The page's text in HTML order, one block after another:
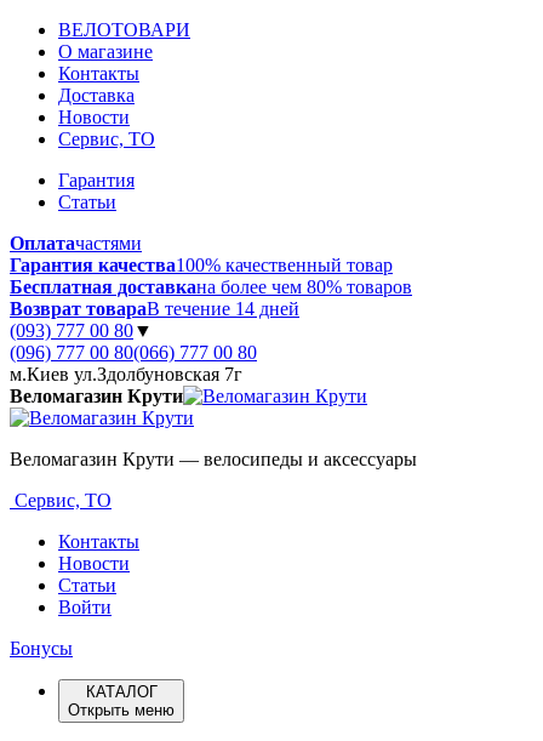
ВЕЛОТОВАРИ
О магазине
Контакты
Доставка
Новости
Сервис, ТО
Гарантия
Статьи
Оплатачастями
Гарантия качества100% качественный товар
Бесплатная доставкана более чем 80% товаров
Возврат товараВ течение 14 дней
(093) 777 00 80▼
(096) 777 00 80(066) 777 00 80
м.Киев ул.Здолбуновская 7г
Веломагазин Крути
Веломагазин Крути — велосипеды и аксессуары
Сервис, ТО
Контакты
Новости
Статьи
Войти
Бонусы
КАТАЛОГ
Открыть меню